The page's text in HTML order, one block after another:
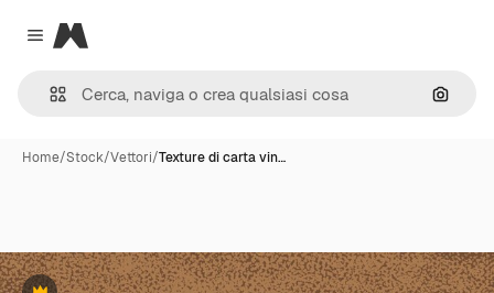
Close menu
Magnific
Cerca
Home/Stock/Vettori/Texture di carta vin…